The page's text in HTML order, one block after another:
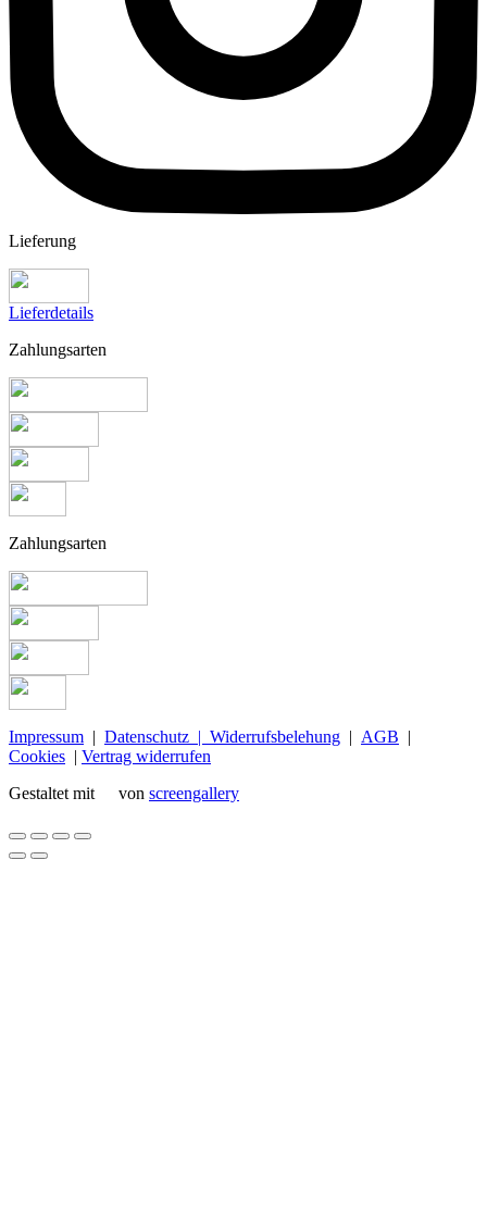
Lieferung
Lieferdetails
Zahlungsarten
Zahlungsarten
Impressum | Datenschutz | Widerrufsbelehung | AGB |
Cookies | Vertrag widerrufen
Gestaltet mit
von screengallery